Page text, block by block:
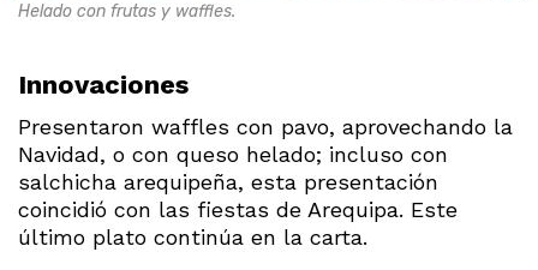
Helado con frutas y waffles.
Innovaciones
Presentaron waffles con pavo, aprovechando la
Navidad, o con queso helado; incluso con
salchicha arequipeña, esta presentación
coincidió con las fiestas de Arequipa. Este
último plato continúa en la carta.